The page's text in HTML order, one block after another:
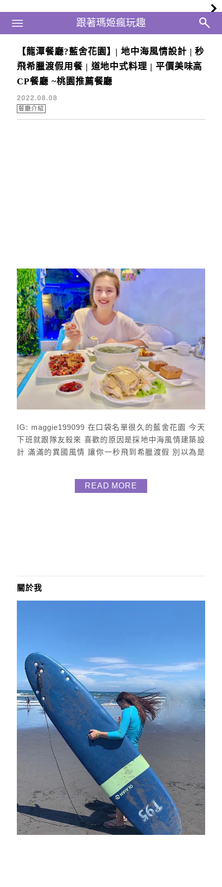
跟著瑪姬瘋玩趣
跟著瑪姬瘋玩趣
Main Menu
中式料理
【龍潭餐廳?藍舍花園】| 地中海風情設計 | 秒
飛希臘渡假用餐 | 道地中式料理 | 平價美味高
CP餐廳 ~桃園推薦餐廳
2022.08.08
餐廳介紹
IG: maggie199099 在口袋名單很久的藍舍花園 今天
下班就跟隊友殺來 喜歡的原因是採地中海風情建築設
計 滿滿的異國風情 讓你一秒飛到希臘渡假 別以為是
價實的道地好吃呢 藍舍油雞 $320 色澤油亮的油雞 肉
READ MORE
關於我